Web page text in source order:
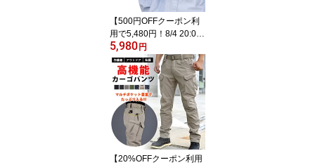
【500円OFFクーポン利
用で5,480円！8/4 20:0
0〜8/11 1:59】ショルダ
ーバッグ 小さめ メンズ
コンパクト ボディバッグ
サブバッグ 旅行 散歩 近
所 軽量 撥水 2層収納 斜
めがけ ミニバッグ ちょ
い持ち
5,980円
【20%OFFクーポン利用